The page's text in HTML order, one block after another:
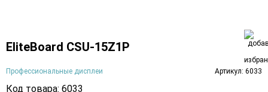
EliteBoard CSU-15Z1P
Профессиональные дисплеи Артикул: 6033
Код товара: 6033